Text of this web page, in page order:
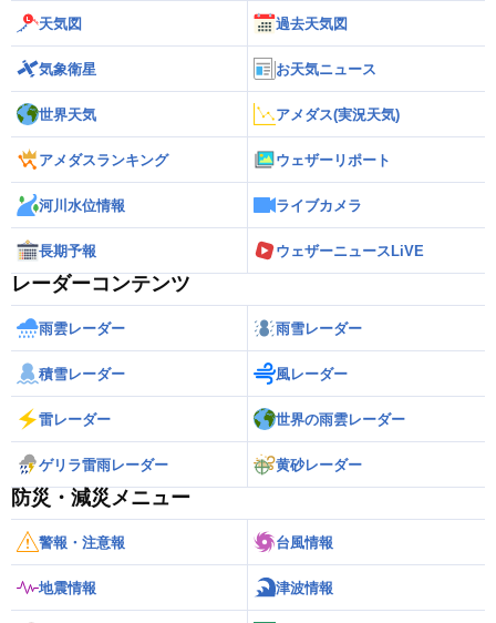
天気図 過去天気図
気象衛星 お天気ニュース
世界天気 アメダス(実況天気)
アメダスランキング ウェザーリポート
河川水位情報 ライブカメラ
長期予報 ウェザーニュースLiVE
レーダーコンテンツ
雨雲レーダー 雨雪レーダー
積雪レーダー 風レーダー
雷レーダー 世界の雨雲レーダー
ゲリラ雷雨レーダー 黄砂レーダー
防災・減災メニュー
警報・注意報 台風情報
地震情報 津波情報